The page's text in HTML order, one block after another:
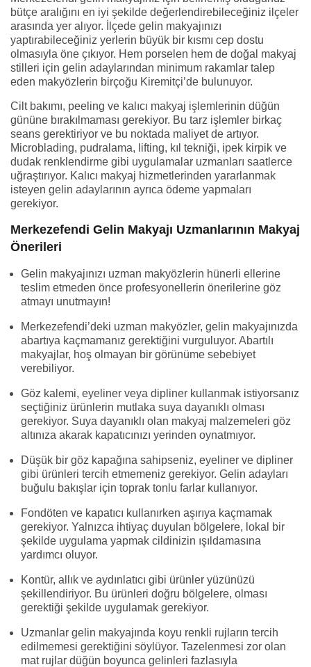
bütçe aralığını en iyi şekilde değerlendirebileceğiniz ilçeler
arasında yer alıyor. İlçede gelin makyajınızı
yaptırabileceğiniz yerlerin büyük bir kısmı cep dostu
olmasıyla öne çıkıyor. Hem porselen hem de doğal makyaj
stilleri için gelin adaylarından minimum rakamlar talep
eden makyözlerin birçoğu Kiremitçi’de bulunuyor.
Cilt bakımı, peeling ve kalıcı makyaj işlemlerinin düğün
gününe bırakılmaması gerekiyor. Bu tarz işlemler birkaç
seans gerektiriyor ve bu noktada maliyet de artıyor.
Microblading, pudralama, lifting, kıl tekniği, ipek kirpik ve
dudak renklendirme gibi uygulamalar uzmanları saatlerce
uğraştırıyor. Kalıcı makyaj hizmetlerinden yararlanmak
isteyen gelin adaylarının ayrıca ödeme yapmaları
gerekiyor.
Merkezefendi Gelin Makyajı Uzmanlarının Makyaj
Önerileri
Gelin makyajınızı uzman makyözlerin hünerli ellerine
teslim etmeden önce profesyonellerin önerilerine göz
atmayı unutmayın!
Merkezefendi’deki uzman makyözler, gelin makyajınızda
abartıya kaçmamanız gerektiğini vurguluyor. Abartılı
makyajlar, hoş olmayan bir görünüme sebebiyet
verebiliyor.
Göz kalemi, eyeliner veya dipliner kullanmak istiyorsanız
seçtiğiniz ürünlerin mutlaka suya dayanıklı olması
gerekiyor. Suya dayanıklı olan makyaj malzemeleri göz
altınıza akarak kapatıcınızı yerinden oynatmıyor.
Düşük bir göz kapağına sahipseniz, eyeliner ve dipliner
gibi ürünleri tercih etmemeniz gerekiyor. Gelin adayları
buğulu bakışlar için toprak tonlu farlar kullanıyor.
Fondöten ve kapatıcı kullanırken aşırıya kaçmamak
gerekiyor. Yalnızca ihtiyaç duyulan bölgelere, lokal bir
şekilde uygulama yapmak cildinizin ışıldamasına
yardımcı oluyor.
Kontür, allık ve aydınlatıcı gibi ürünler yüzünüzü
şekillendiriyor. Bu ürünleri doğru bölgelere, olması
gerektiği şekilde uygulamak gerekiyor.
Uzmanlar gelin makyajında koyu renkli rujların tercih
edilmemesi gerektiğini söylüyor. Tazelenmesi zor olan
mat rujlar düğün boyunca gelinleri fazlasıyla